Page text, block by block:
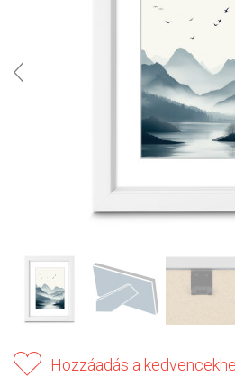
Hozzáadás a